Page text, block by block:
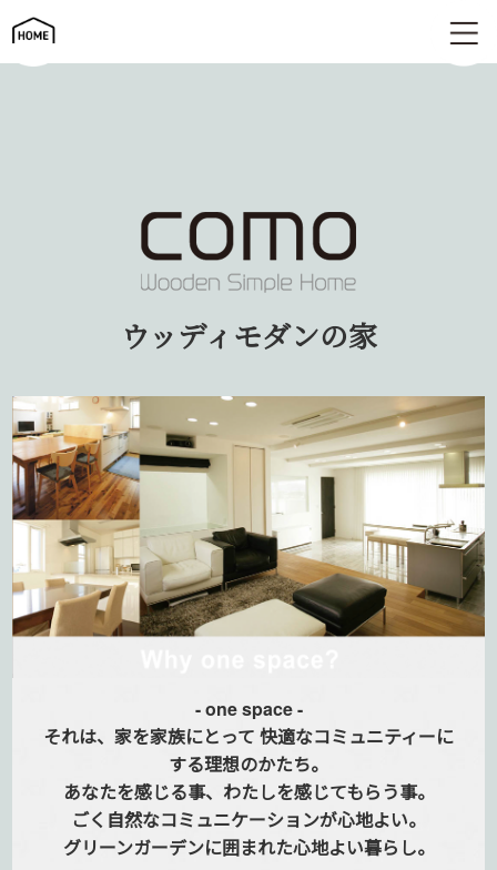
ウッディモダンの家 | como コモ
ウッディモダンの家
- one space -
それは、家を家族にとって 快適なコミュニティーに
する理想のかたち。
あなたを感じる事、 わたしを感じてもらう事。
ごく自然なコミュニケーションが心地よい。
グリーンガーデンに囲まれた心地よい暮らし。